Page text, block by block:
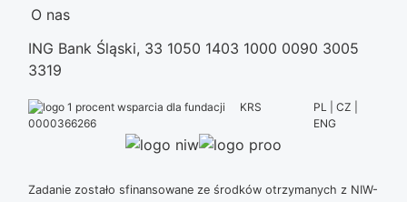
O nas
ING Bank Śląski, 33 1050 1403 1000 0090 3005
3319
KRS
0000366266
PL | CZ |
ENG
Zadanie zostało sfinansowane ze środków otrzymanych z NIW-